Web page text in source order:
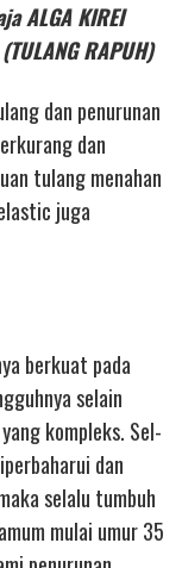
ALGA KIREI
RAPUH)
dan penurunan
dan
tulang menahan
juga
berkuat pada
selain
kompleks. Sel-
dan
selalu tumbuh
mulai umur 35